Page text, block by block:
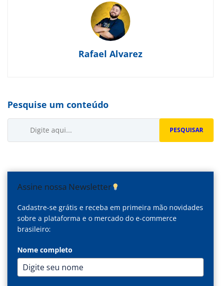
Rafael Alvarez
Pesquise um conteúdo
PESQUISAR
Assine nossa Newsletter
Cadastre-se grátis e receba em primeira mão novidades
sobre a plataforma e o mercado do e-commerce
brasileiro:
Nome completo